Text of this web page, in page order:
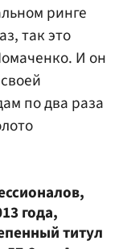
ринге
так это
. И он
по два раза
года,
титул